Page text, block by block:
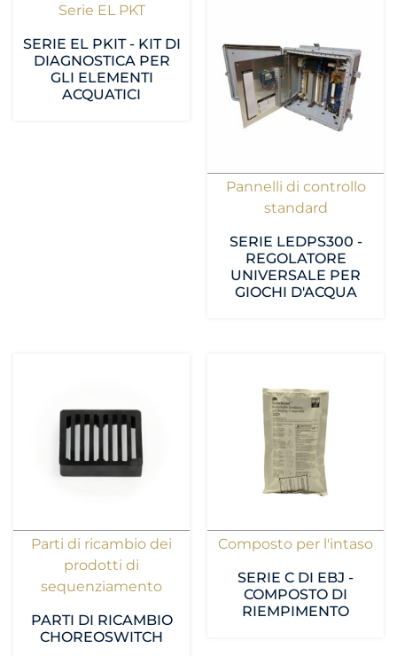
Serie EL PKT
SERIE EL PKIT - KIT DI
DIAGNOSTICA PER
GLI ELEMENTI
ACQUATICI
Pannelli di controllo
standard
SERIE LEDPS300 -
REGOLATORE
UNIVERSALE PER
GIOCHI D'ACQUA
Parti di ricambio dei
prodotti di
sequenziamento
PARTI DI RICAMBIO
CHOREOSWITCH
Composto per l'intaso
SERIE C DI EBJ -
COMPOSTO DI
RIEMPIMENTO